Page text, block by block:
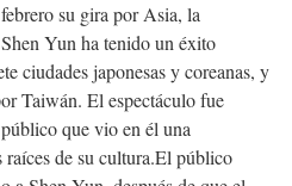
su gira por Asia, la
Yun ha tenido un éxito
ciudades japonesas y coreanas, y
Taiwán. El espectáculo fue
que vio en él una
de su cultura.El público